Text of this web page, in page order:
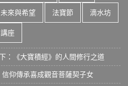
未來與希望 法寶節 滴水坊
講座
：《大寶積經》的人間修行之道
仰傳承喜成觀音菩薩契子女